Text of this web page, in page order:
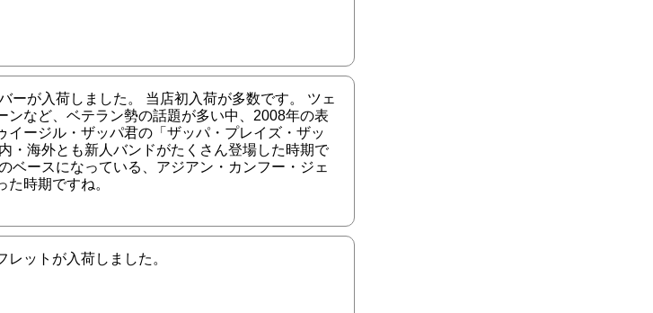
ーが入荷しました。 当店初入荷が多数です。 ツェ
ンなど、ベテラン勢の話題が多い中、2008年の表
イージル・ザッパ君の「ザッパ・プレイズ・ザッ
・海外とも新人バンドがたくさん登場した時期で
ベースになっている、アジアン・カンフー・ジェ
時期ですね。
レットが入荷しました。